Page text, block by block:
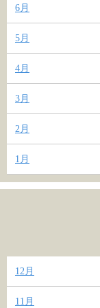
6月
5月
4月
3月
2月
1月
12月
11月